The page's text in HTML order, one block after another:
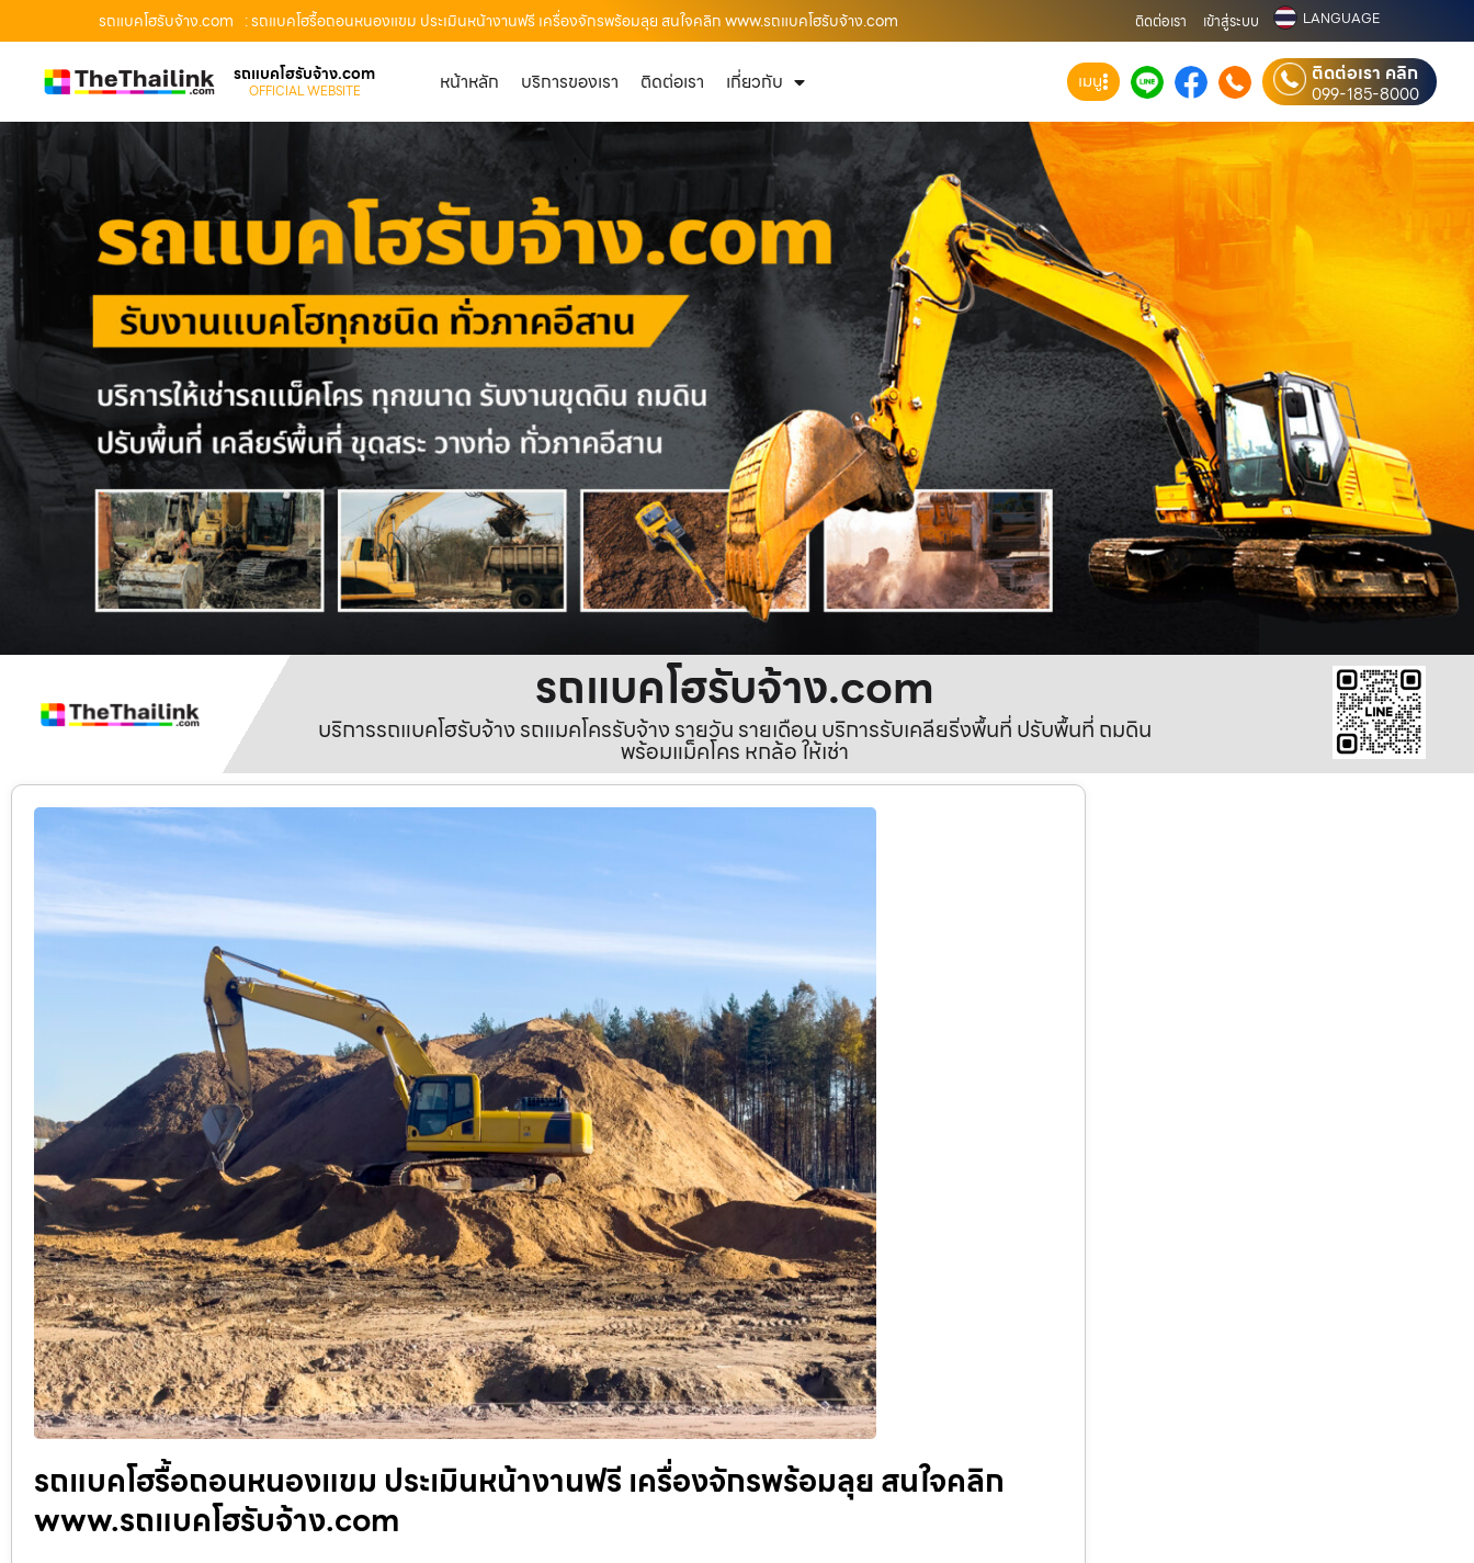
รถแบคโฮรับจ้าง.com : รถแบคโฮรื้อถอนหนองแขม ประเมินหน้างานฟรี เครื่องจักรพร้อมลุย สนใจคลิก www.รถแบคโฮรับจ้าง.com ติดต่อเรา เข้าสู่ระบบ LANGUAGE
รถแบคโฮรับจ้าง.com
OFFICIAL WEBSITE หน้าหลัก บริการของเรา ติดต่อเรา เกี่ยวกับ เมนู ติดต่อเรา คลิก
099-185-8000
รถแบคโฮรับจ้าง.com
บริการรถแบคโฮรับจ้าง รถแมคโครรับจ้าง รายวัน รายเดือน บริการรับเคลียริ่งพื้นที่ ปรับพื้นที่ ถมดิน
พร้อมแม็คโคร หกล้อ ให้เช่า
รถแบคโฮรื้อถอนหนองแขม ประเมินหน้างานฟรี เครื่องจักรพร้อมลุย สนใจคลิก
www.รถแบคโฮรับจ้าง.com